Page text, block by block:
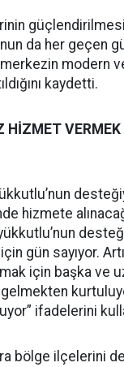
da her geçen
modern
kaydetti.
HİZMET VERMEK
hizmete
gün sayıyor.
için başka ve
ifadelerini
bölge ilçelerini